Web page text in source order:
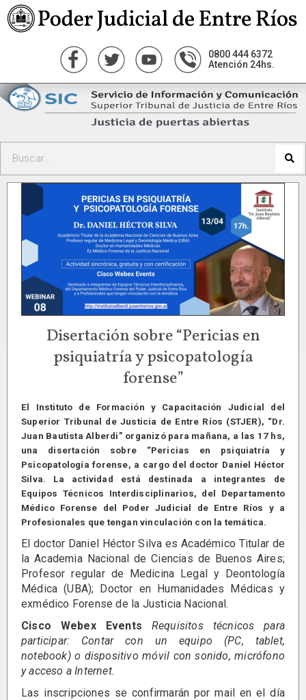
0800 444 6372
Atención 24hs.
Disertación sobre “Pericias en
psiquiatría y psicopatología
forense”
El Instituto de Formación y Capacitación Judicial del
Superior Tribunal de Justicia de Entre Ríos (STJER), “Dr.
Juan Bautista Alberdi” organizó para mañana, a las 17 hs,
una disertación sobre “Pericias en psiquiatría y
Psicopatología forense, a cargo del doctor Daniel Héctor
Silva. La actividad está destinada a integrantes de
Equipos Técnicos Interdisciplinarios, del Departamento
Médico Forense del Poder Judicial de Entre Ríos y a
Profesionales que tengan vinculación con la temática.
El doctor Daniel Héctor Silva es Académico Titular de
la Academia Nacional de Ciencias de Buenos Aires;
Profesor regular de Medicina Legal y Deontología
Médica (UBA); Doctor en Humanidades Médicas y
exmédico Forense de la Justicia Nacional.
Cisco Webex Events Requisitos técnicos para
participar: Contar con un equipo (PC, tablet,
notebook) o dispositivo móvil con sonido, micrófono
y acceso a Internet.
Las inscripciones se confirmarán por mail en el día